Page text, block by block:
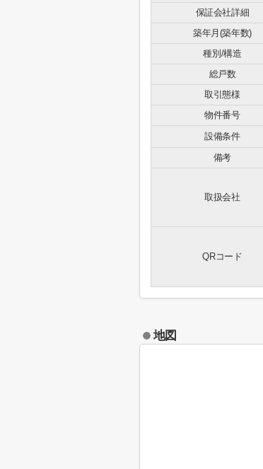
保証会社詳細
築年月(築年数)
種別/構造
総戸数
取引態様
物件番号
設備条件
備考
取扱会社
QRコード
地図